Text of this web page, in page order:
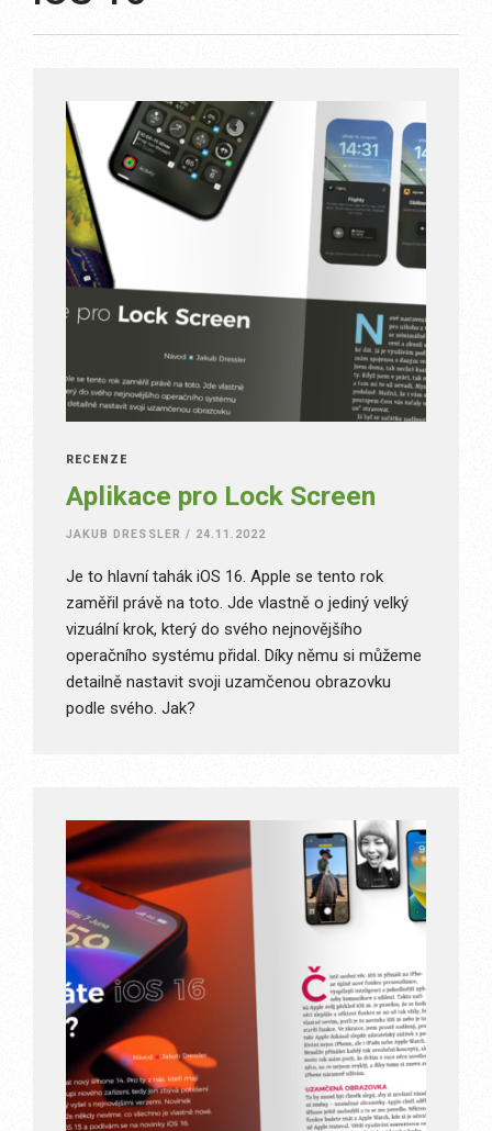
RECENZE
Aplikace pro Lock Screen
JAKUB DRESSLER / 24.11.2022
Je to hlavní tahák iOS 16. Apple se tento rok
zaměřil právě na toto. Jde vlastně o jediný velký
vizuální krok, který do svého nejnovějšího
operačního systému přidal. Díky němu si můžeme
detailně nastavit svoji uzamčenou obrazovku
podle svého. Jak?